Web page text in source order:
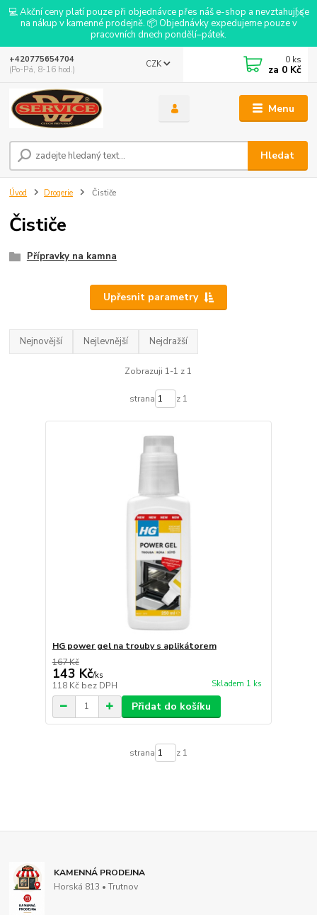
💻 Akční ceny platí pouze při objednávce přes náš e-shop a nevztahují se
na nákup v kamenné prodejně. 📦 Objednávky expedujeme pouze v
pracovních dnech pondělí–pátek.
Menu
CZK
Hledat
+420775654704
(Po-Pá, 8-16 hod.)
0 ks
za 0 Kč
Úvod Drogerie Čističe
Čističe
Přípravky na kamna
Upřesnit parametry
Nejnovější Nejlevnější Nejdražší
Zobrazuji 1-1 z 1
strana z 1
HG power gel na trouby s aplikátorem
167 Kč
143 Kč/ks
118 Kč bez DPH Skladem 1 ks
Přidat do košíku
strana z 1
KAMENNÁ PRODEJNA
Horská 813 • Trutnov